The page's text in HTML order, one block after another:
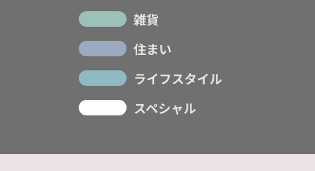
雑貨
住まい
ライフスタイル
スペシャル